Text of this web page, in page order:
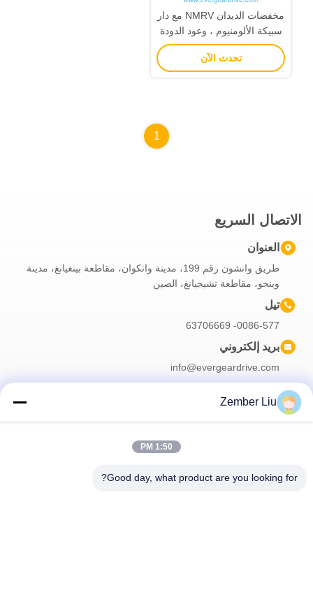
مخفضات الديدان NMRV مع دار
سبيكة الألومنيوم ، وعود الدودة
المقاومة ، ومدى الطاقة 0.06 ~
22kw
تحدث الآن
1
الاتصال السريع
العنوان
طريق وانشون رقم 199، مدينة وانكوان، مقاطعة بينغيانغ، مدينة
وينجو، مقاطعة تشيجيانغ، الصين
تيل
0086-577- 63706669
بريد إلكتروني
info@evergeardrive.com
Zember Liu
1:50 PM
Good day, what product are you looking for?